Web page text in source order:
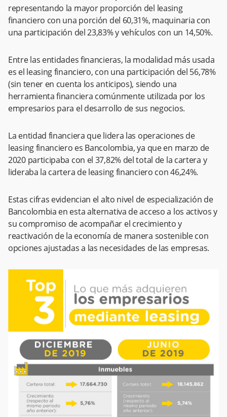
representando la mayor proporción del leasing
financiero con una porción del 60,31%, maquinaria con
una participación del 23,83% y vehículos con un 14,50%.
Entre las entidades financieras, la modalidad más usada
es el leasing financiero, con una participación del 56,78%
(sin tener en cuenta los anticipos), siendo una
herramienta financiera comúnmente utilizada por los
empresarios para el desarrollo de sus negocios.
La entidad financiera que lidera las operaciones de
leasing financiero es Bancolombia, ya que en marzo de
2020 participaba con el 37,82% del total de la cartera y
lideraba la cartera de leasing financiero con 46,24%.
Estas cifras evidencian el alto nivel de especialización de
Bancolombia en esta alternativa de acceso a los activos y
su compromiso de acompañar el crecimiento y
reactivación de la economía de manera sostenible con
opciones ajustadas a las necesidades de las empresas.